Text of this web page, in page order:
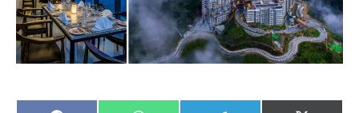
Dapur
Ruang Makan
Make Over
Bilik Tidur